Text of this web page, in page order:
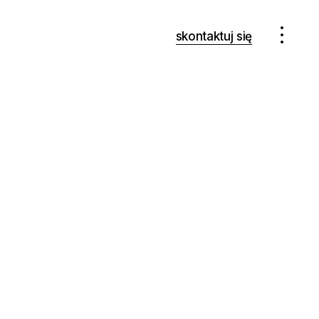
skontaktuj się